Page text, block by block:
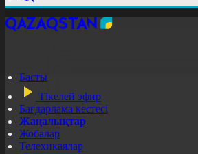
Басты
Тікелей эфир
Бағдарлама кестесі
Жаңалықтар
Жобалар
Телехикаялар